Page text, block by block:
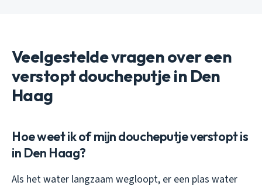
Veelgestelde vragen over een
verstopt doucheputje in Den
Haag
Hoe weet ik of mijn doucheputje verstopt is
in Den Haag?
Als het water langzaam wegloopt, er een plas water